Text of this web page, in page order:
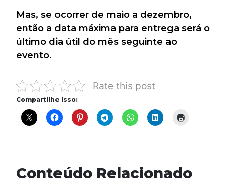
Mas, se ocorrer de maio a dezembro,
então a data máxima para entrega será o
último dia útil do mês seguinte ao
evento.
Rate this post
Compartilhe isso:
Conteúdo Relacionado